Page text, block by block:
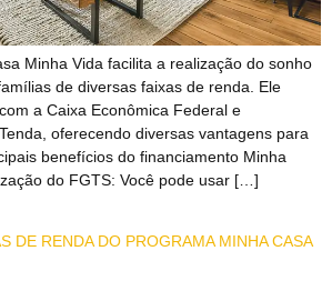
Minha Vida facilita a realização do sonho
de diversas faixas de renda. Ele
a Caixa Econômica Federal e
oferecendo diversas vantagens para
benefícios do financiamento Minha
do FGTS: Você pode usar […]
DE RENDA DO PROGRAMA MINHA CASA